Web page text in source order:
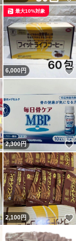
いいね！
6,000円
最大10%対象
いいね！
2,300円
いいね！
2,100円